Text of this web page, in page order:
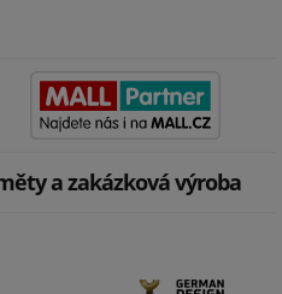
a zakázková výroba